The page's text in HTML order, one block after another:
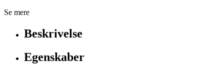
Se mere
Beskrivelse
Egenskaber